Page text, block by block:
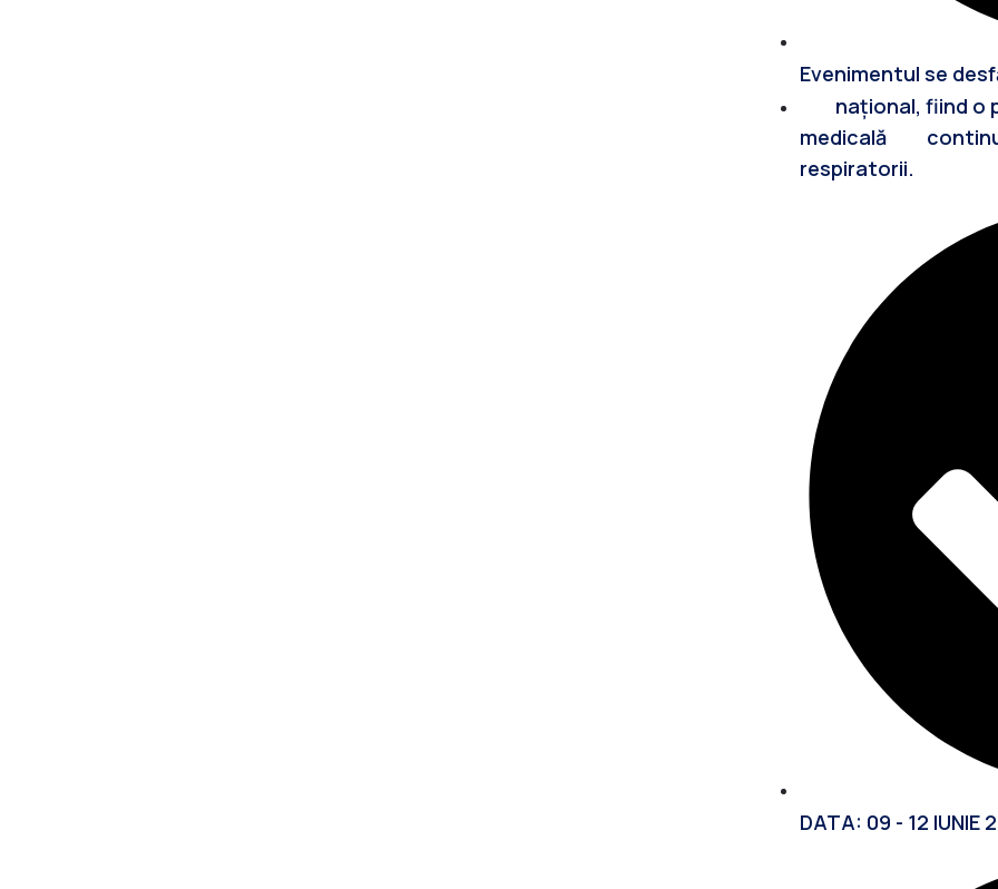
Evenimentul se
național, fiind o
medicală
respiratorii.
DATA: 09 - 12 IUNIE